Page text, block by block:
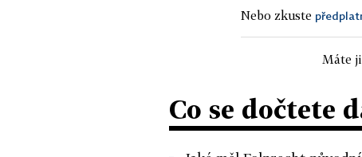
Nebo zkuste
Máte
Co se dočtete